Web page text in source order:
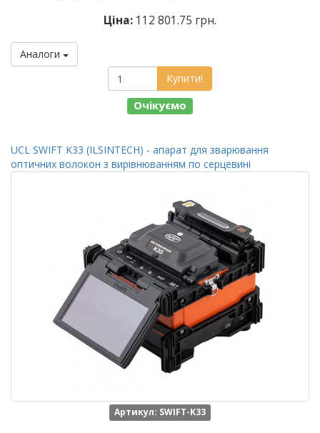
Ціна: 112 801.75 грн.
Аналоги
Купити!
Очікуємо
UCL SWIFT K33 (ILSINTECH) - апарат для зварювання
оптичних волокон з вирівнюванням по серцевині
Артикул: SWIFT-K33